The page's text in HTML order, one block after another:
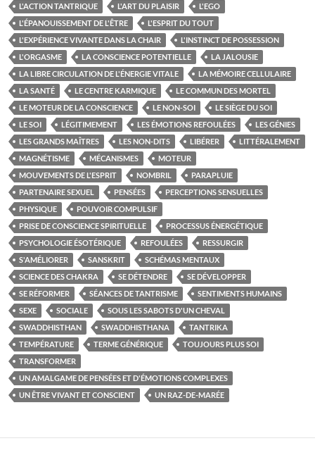
L'ACTION TANTRIQUE
L'ART DU PLAISIR
L'EGO
L'ÉPANOUISSEMENT DE L'ÊTRE
L'ESPRIT DU TOUT
L'EXPÉRIENCE VIVANTE DANS LA CHAIR
L'INSTINCT DE POSSESSION
L'ORGASME
LA CONSCIENCE POTENTIELLE
LA JALOUSIE
LA LIBRE CIRCULATION DE L'ÉNERGIE VITALE
LA MÉMOIRE CELLULAIRE
LA SANTÉ
LE CENTRE KARMIQUE
LE COMMUN DES MORTEL
LE MOTEUR DE LA CONSCIENCE
LE NON-SOI
LE SIÈGE DU SOI
LE SOI
LÉGITIMEMENT LES ÉMOTIONS REFOULÉES
LES GÉNIES
LES GRANDS MAÎTRES
LES NON-DITS LIBÉRER
LITTÉRALEMENT
MAGNÉTISME
MÉCANISMES
MOTEUR
MOUVEMENTS DE L'ESPRIT
NOMBRIL
PARAPLUIE
PARTENAIRE SEXUEL
PENSÉES
PERCEPTIONS SENSUELLES
PHYSIQUE
POUVOIR COMPULSIF
PRISE DE CONSCIENCE SPIRITUELLE
PROCESSUS ÉNERGÉTIQUE
PSYCHOLOGIE ÉSOTÉRIQUE
REFOULÉES
RESSURGIR
S'AMÉLIORER
SANSKRIT
SCHÉMAS MENTAUX
SCIENCE DES CHAKRA
SE DÉTENDRE
SE DÉVELOPPER
SE RÉFORMER
SÉANCES DE TANTRISME
SENTIMENTS HUMAINS
SEXE
SOCIALE
SOUS LES SABOTS D'UN CHEVAL
SWADDHISTHAN
SWADDHISTHANA
TANTRIKA
TEMPÉRATURE
TERME GÉNÉRIQUE
TOUJOURS PLUS SOI
TRANSFORMER
UN AMALGAME DE PENSÉES ET D'ÉMOTIONS COMPLEXES
UN ÊTRE VIVANT ET CONSCIENT
UN RAZ-DE-MARÉE